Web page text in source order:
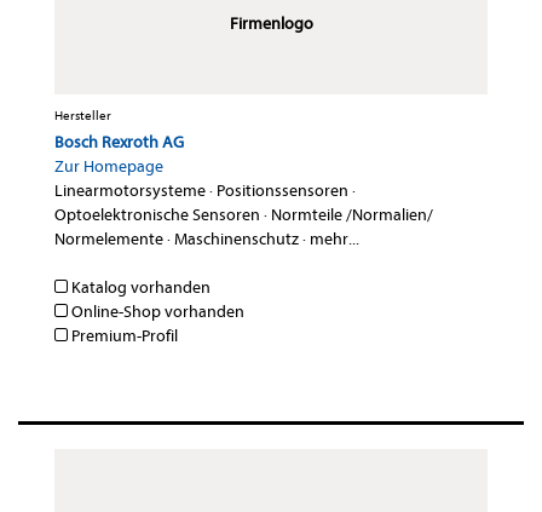
Firmenlogo
Hersteller
Bosch Rexroth AG
Zur Homepage
Linearmotorsysteme· Positionssensoren ·
Optoelektronische Sensoren · Normteile /Normalien/
Normelemente·Maschinenschutz· mehr...
Katalog vorhanden
Online-Shop vorhanden
Premium-Profil